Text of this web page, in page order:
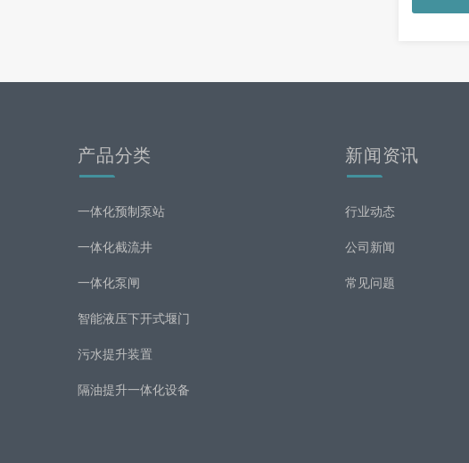
产品分类
一体化预制泵站
一体化截流井
一体化泵闸
智能液压下开式堰门
污水提升装置
隔油提升一体化设备
新闻资讯
行业动态
公司新闻
常见问题